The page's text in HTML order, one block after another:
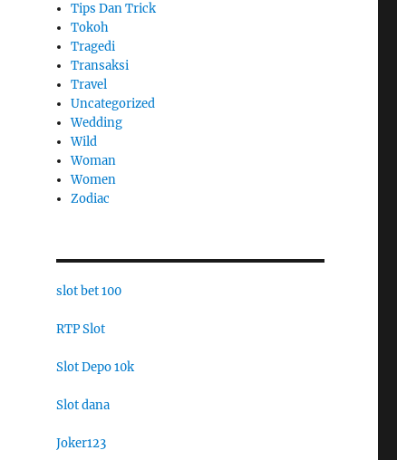
Tips Dan Trick
Tokoh
Tragedi
Transaksi
Travel
Uncategorized
Wedding
Wild
Woman
Women
Zodiac
slot bet 100
RTP Slot
Slot Depo 10k
Slot dana
Joker123